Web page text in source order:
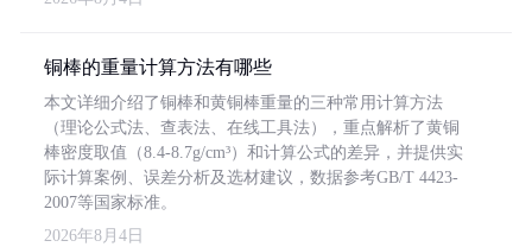
铜棒的重量计算方法有哪些
本文详细介绍了铜棒和黄铜棒重量的三种常用计算方法
（理论公式法、查表法、在线工具法），重点解析了黄铜
棒密度取值（8.4-8.7g/cm³）和计算公式的差异，并提供实
际计算案例、误差分析及选材建议，数据参考GB/T 4423-
2007等国家标准。
2026年8月4日